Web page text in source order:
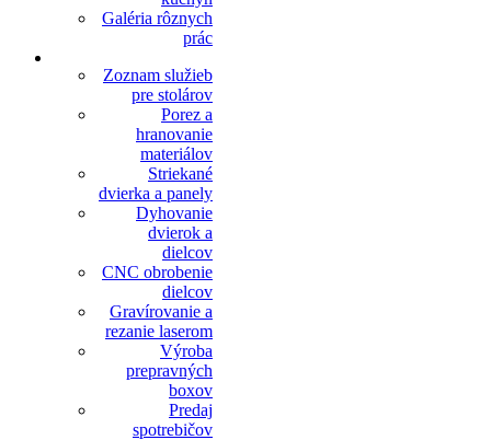
Galéria rôznych
prác
STOLÁROV
Zoznam služieb
pre stolárov
Porez a
hranovanie
materiálov
Striekané
dvierka a panely
Dyhovanie
dvierok a
dielcov
CNC obrobenie
dielcov
Gravírovanie a
rezanie laserom
Výroba
prepravných
boxov
Predaj
spotrebičov